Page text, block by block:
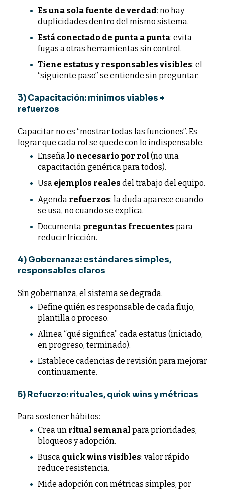
Es una sola fuente de verdad: no hay
duplicidades dentro del mismo sistema.
Está conectado de punta a punta: evita
fugas a otras herramientas sin control.
Tiene estatus y responsables visibles: el
“siguiente paso” se entiende sin preguntar.
3) Capacitación: mínimos viables +
refuerzos
Capacitar no es “mostrar todas las funciones”. Es
lograr que cada rol se quede con lo indispensable.
Enseña lo necesario por rol (no una
capacitación genérica para todos).
Usa ejemplos reales del trabajo del equipo.
Agenda refuerzos: la duda aparece cuando
se usa, no cuando se explica.
Documenta preguntas frecuentes para
reducir fricción.
4) Gobernanza: estándares simples,
responsables claros
Sin gobernanza, el sistema se degrada.
Define quién es responsable de cada flujo,
plantilla o proceso.
Alinea “qué significa” cada estatus (iniciado,
en progreso, terminado).
Establece cadencias de revisión para mejorar
continuamente.
5) Refuerzo: rituales, quick wins y métricas
Para sostener hábitos:
Crea un ritual semanal para prioridades,
bloqueos y adopción.
Busca quick wins visibles: valor rápido
reduce resistencia.
Mide adopción con métricas simples, por